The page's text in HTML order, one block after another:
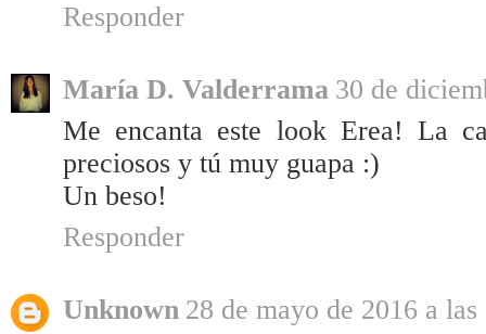
Responder
María D. Valderrama 30 de
Me encanta este look Erea! La
preciosos y tú muy guapa :)
Un beso!
Responder
Unknown 28 de mayo de 2016 a las